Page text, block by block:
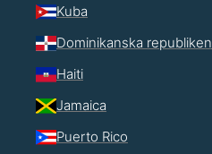
Kuba
Dominikanska republiken
Haiti
Jamaica
Puerto Rico